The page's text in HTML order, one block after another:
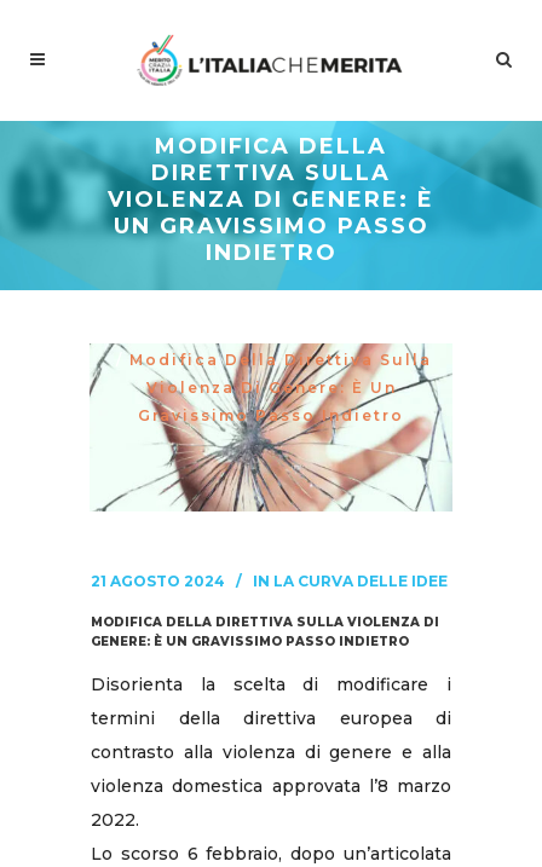
MODIFICA DELLA
DIRETTIVA SULLA
VIOLENZA DI GENERE: È
UN GRAVISSIMO PASSO
INDIETRO
/Modifica Della Direttiva Sulla
Violenza Di Genere: È Un
Gravissimo Passo Indietro
21 AGOSTO 2024 IN LA CURVA DELLE IDEE
MODIFICA DELLA DIRETTIVA SULLA VIOLENZA DI
GENERE: È UN GRAVISSIMO PASSO INDIETRO
Disorienta la scelta di modificare i
termini della direttiva europea di
contrasto alla violenza di genere e alla
violenza domestica approvata l’8 marzo
2022.
Lo scorso 6 febbraio, dopo un’articolata